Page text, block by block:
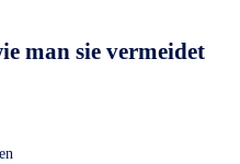
man sie vermeidet